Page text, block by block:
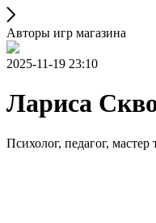
Авторы игр магазина
2025-11-19 23:10
Лариса
Психолог, педагог,